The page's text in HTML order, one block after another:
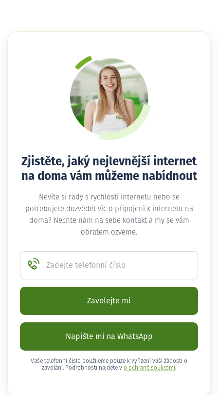
Zjistěte, jaký nejlevnější internet
na doma vám můžeme nabídnout
Nevíte si rady s rychlostí internetu nebo se
potřebujete dozvědět víc o připojení k internetu na
doma? Nechte nám na sebe kontakt a my se vám
obratem ozveme.
Zadejte telefonní číslo
Zavolejte mi
Napište mi na WhatsApp
Vaše telefonní číslo použijeme pouze k vyřízení vaší žádosti o
zavolání. Podrobnosti najdete v o ochraně soukromí .